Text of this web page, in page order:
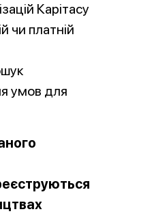
Карітасу
чи платній
умов для